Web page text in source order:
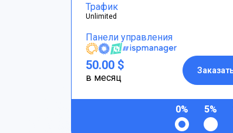
Трафик
Unlimited
Панели управления
50.00 $
в месяц
0% 5%